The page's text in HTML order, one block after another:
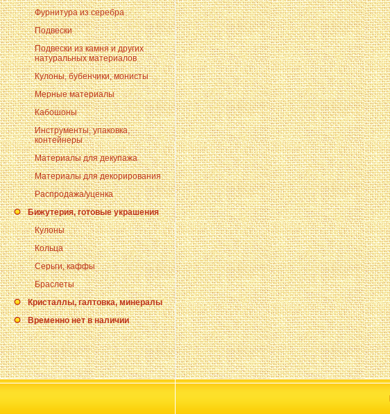
Фурнитура из серебра
Подвески
Подвески из камня и других
натуральных материалов
Кулоны, бубенчики, монисты
Мерные материалы
Кабошоны
Инструменты, упаковка,
контейнеры
Материалы для декупажа
Материалы для декорирования
Распродажа/уценка
Бижутерия, готовые украшения
Кулоны
Кольца
Серьги, каффы
Браслеты
Кристаллы, галтовка, минералы
Временно нет в наличии